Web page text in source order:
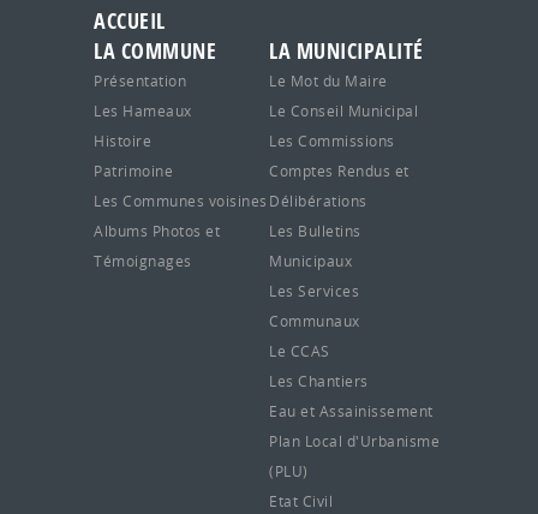
ACCUEIL
LA COMMUNE
Présentation
Les Hameaux
Histoire
Patrimoine
Les Communes voisines
Albums Photos et
Témoignages
LA MUNICIPALITÉ
Le Mot du Maire
Le Conseil Municipal
Les Commissions
Comptes Rendus et
Délibérations
Les Bulletins
Municipaux
Les Services
Communaux
Le CCAS
Les Chantiers
Eau et Assainissement
Plan Local d'Urbanisme
(PLU)
Etat Civil